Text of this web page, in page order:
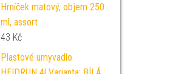
Hrníček matový, objem 250
ml, assort
43 Kč
Plastové umyvadlo